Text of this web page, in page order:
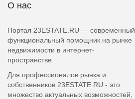
О нас
Портал 23ESTATE.RU — современный
функциональный помощник на рынке
недвижимости в интернет-
пространстве.
Для профессионалов рынка и
собственников 23ESTATE.RU - это
множество актуальных возможностей,